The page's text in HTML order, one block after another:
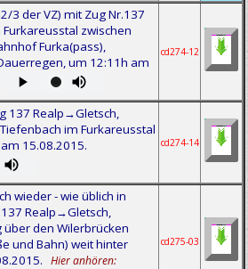
3 der VZ) mit Zug Nr.137
zwischen
Furka(pass),
um 12:11h am
cd274-12
137 Realp→Gletsch,
im Furkareusstal
15.08.2015.
cd274-14
wieder - wie üblich in
Realp→Gletsch,
den Wilerbrücken
und Bahn) weit hinter
Hier anhören:
cd275-03